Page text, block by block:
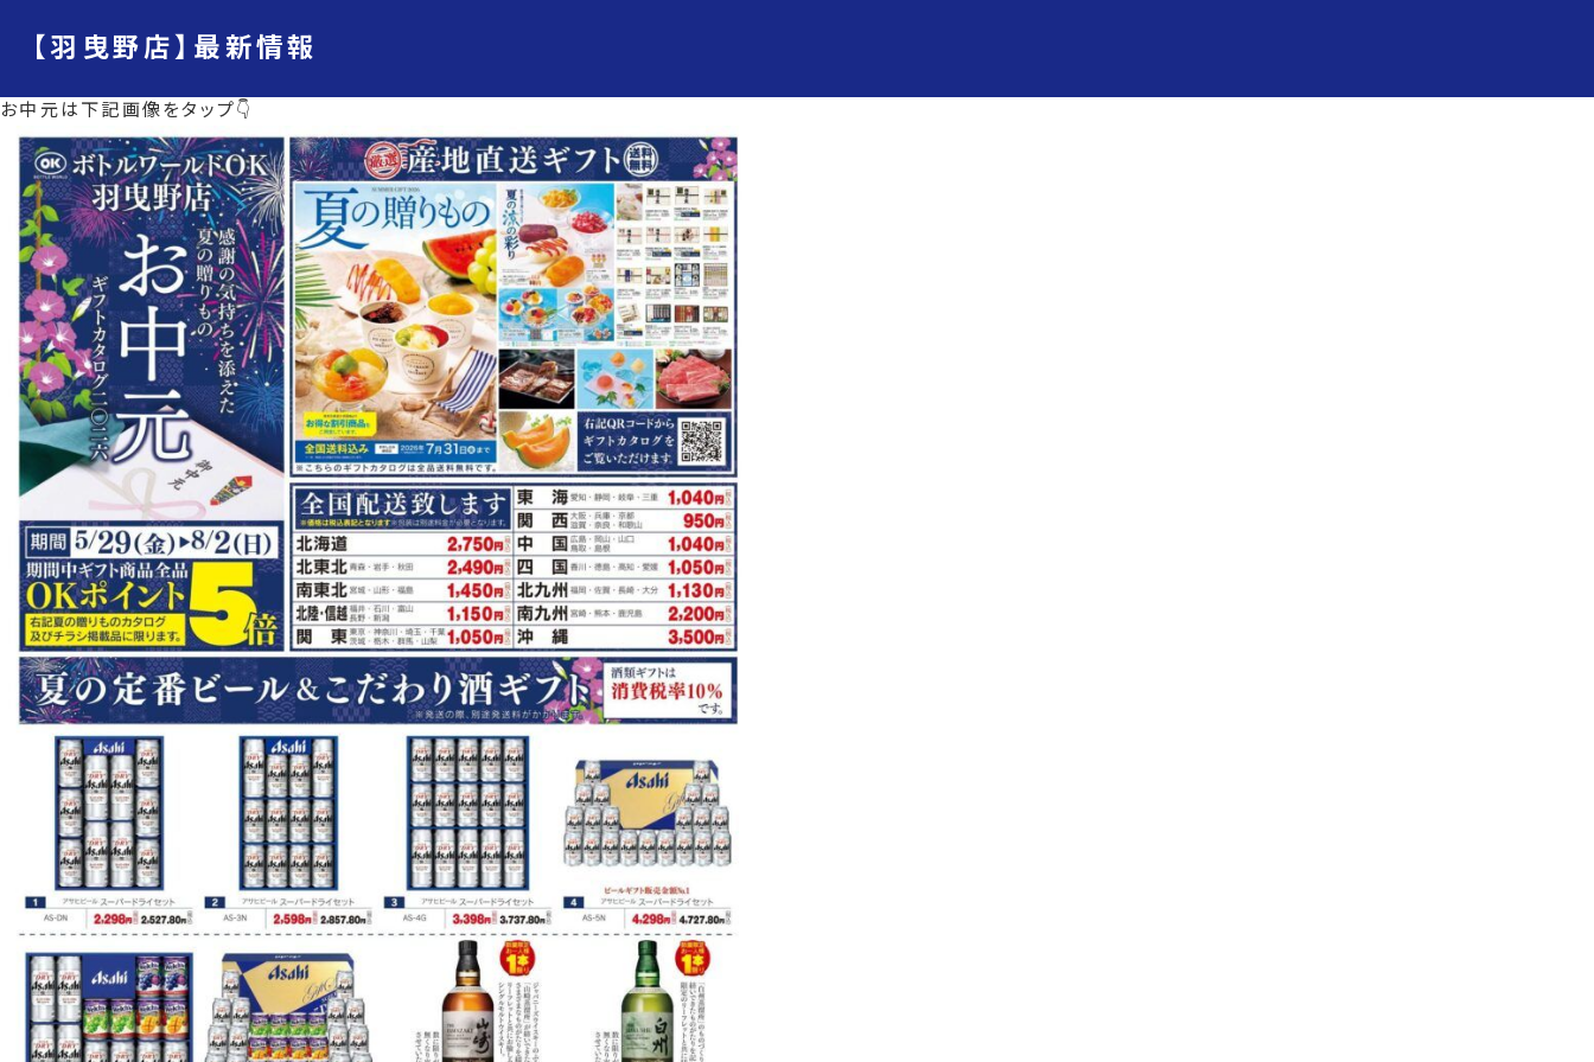
【羽曳野店】最新情報
お中元は下記画像をタップ👇